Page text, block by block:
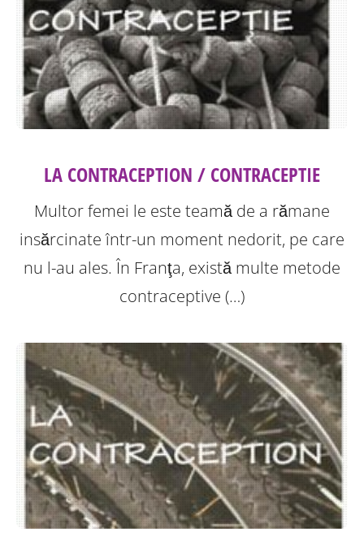
LA CONTRACEPTION / CONTRACEPTIE
Multor femei le este teamă de a rămane
insărcinate într-un moment nedorit, pe care
nu l-au ales. În Franţa, există multe metode
contraceptive (…)